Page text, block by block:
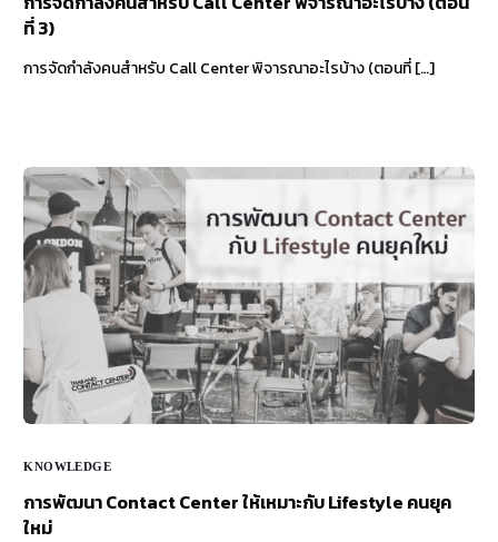
ที่ 3)
การจัดกำลังคนสำหรับ Call Center พิจารณาอะไรบ้าง (ตอนที่ […]
KNOWLEDGE
การพัฒนา Contact Center ให้เหมาะกับ Lifestyle คนยุค
ใหม่